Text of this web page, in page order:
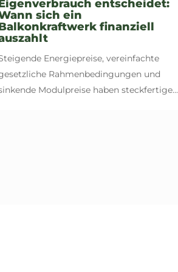
entscheidet:
sich ein
finanziell
Energiepreise, vereinfachte
Rahmenbedingungen und
Modulpreise haben steckfertige...